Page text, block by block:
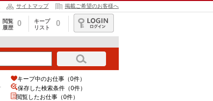
サイトマップ 掲載ご希望のお客様へ
閲覧
履歴
0
キープ
リスト
0
ログイン
キープ中のお仕事（0件）
保存した検索条件（0件）
閲覧したお仕事（0件）